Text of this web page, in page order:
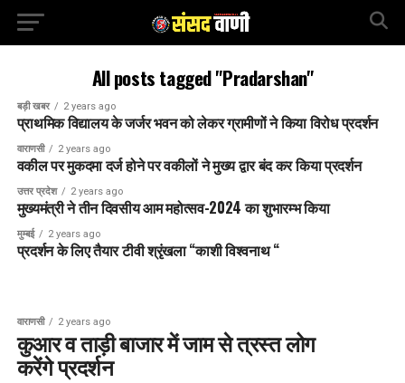
All posts tagged "Pradarshan"
बड़ी खबर 2 years ago
प्राथमिक विद्यालय के जर्जर भवन को लेकर ग्रामीणों ने किया विरोध प्रदर्शन
वाराणसी 2 years ago
वकील पर मुकदमा दर्ज होने पर वकीलों ने मुख्य द्वार बंद कर किया प्रदर्शन
उत्तर प्रदेश 2 years ago
मुख्यमंत्री ने तीन दिवसीय आम महोत्सव-2024 का शुभारम्भ किया
मुम्बई 2 years ago
प्रदर्शन के लिए तैयार टीवी श्रृंखला “काशी विश्वनाथ “
वाराणसी 2 years ago
कुआर व ताड़ी बाजार में जाम से त्रस्त लोग
करेंगे प्रदर्शन